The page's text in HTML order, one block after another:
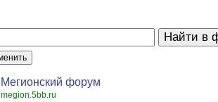
Мегионский форум
megion.5bb.ru